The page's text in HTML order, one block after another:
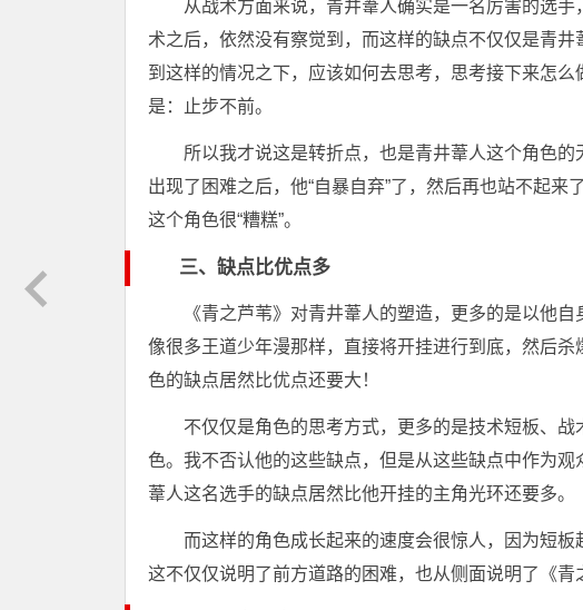
从战术方面来说，青井葦人确实是一名厉害的选
术之后，依然没有察觉到，而这样的缺点不仅仅是青
到这样的情况之下，应该如何去思考，思考接下来怎
是：止步不前。
所以我才说这是转折点，也是青井葦人这个角色
出现了困难之后，他“自暴自弃”了，然后再也站不起
这个角色很“糟糕”。
三、缺点比优点多
《青之芦苇》对青井葦人的塑造，更多的是以他
像很多王道少年漫那样，直接将开挂进行到底，然后
色的缺点居然比优点还要大！
不仅仅是角色的思考方式，更多的是技术短板、
色。我不否认他的这些缺点，但是从这些缺点中作为
葦人这名选手的缺点居然比他开挂的主角光环还要多。
而这样的角色成长起来的速度会很惊人，因为短
这不仅仅说明了前方道路的困难，也从侧面说明了《青